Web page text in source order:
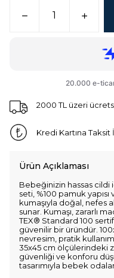
2000 TL üzeri
Kredi Kartına Taksit
Ürün Açıklaması
Bebeğinizin hassas cildi
seti, %100 pamuk yapısı
kumaşıyla doğal, nefes
sunar. Kumaşı, zararlı
TEX® Standard 100
güvenilir bir üründür.
nevresim, pratik
35x45 cm ölçülerindeki
güvenliği ve konforu
tasarımıyla bebek